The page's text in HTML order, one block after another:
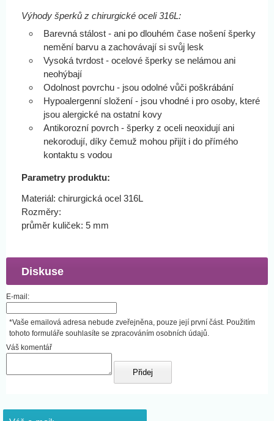
Výhody šperků z chirurgické oceli 316L:
Barevná stálost - ani po dlouhém čase nošení šperky
nemění barvu a zachovávají si svůj lesk
Vysoká tvrdost - ocelové šperky se nelámou ani
neohýbají
Odolnost povrchu - jsou odolné vůči poškrábání
Hypoalergenní složení - jsou vhodné i pro osoby, které
jsou alergické na ostatní kovy
Antikorozní povrch - šperky z oceli neoxidují ani
nekorodují, díky čemuž mohou přijít i do přímého
kontaktu s vodou
Parametry produktu:
Materiál: chirurgická ocel 316L
Rozměry:
průměr kuliček: 5 mm
Diskuse
E-mail:
*Vaše emailová adresa nebude zveřejněna, pouze její první část. Použitím
tohoto formuláře souhlasíte se zpracováním osobních údajů.
Váš komentář